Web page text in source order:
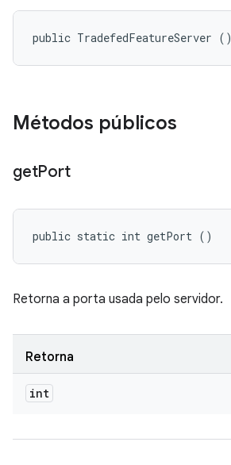
public TradefedFeatureServer ()
Métodos públicos
getPort
public static int getPort ()
Retorna a porta usada pelo servidor.
Retorna
int